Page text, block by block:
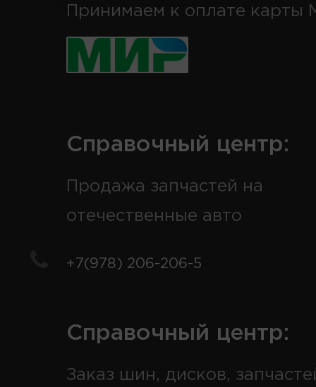
Принимаем к оплате карты
Справочный центр:
Продажа запчастей на
отечественные авто
+7(978) 206-206-5
Справочный центр:
Заказ шин, дисков,